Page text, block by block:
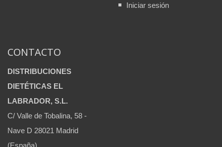
Iniciar sesión
CONTACTO
DISTRIBUCIONES
DIETÉTICAS EL
LABRADOR, S.L.
C/ Valle de Tobalina, 58 -
Nave D 28021 Madrid
(España)